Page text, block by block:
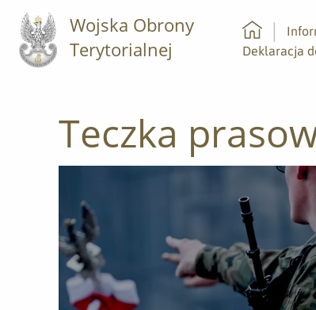
Wojska Obrony
Terytorialnej
Strona
Deklaracja
Teczka